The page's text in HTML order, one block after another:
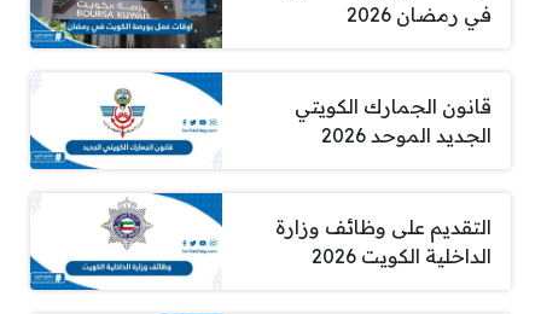
في رمضان 2026
قانون الجمارك الكويتي
الجديد الموحد 2026
التقديم على وظائف وزارة
الداخلية الكويت 2026